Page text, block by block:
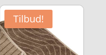
Tilbud!